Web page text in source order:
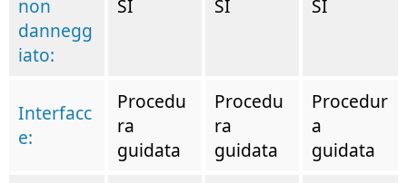
non
dannegg
iato:
SÌ SÌ SÌ
Interfacc
e:
Procedu
ra
guidata
Procedu
ra
guidata
Procedur
a
guidata